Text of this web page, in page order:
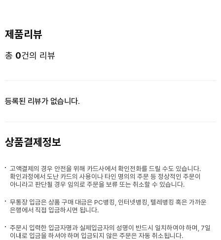
제품리뷰
총 0건의 리뷰
등록된 리뷰가 없습니다.
상품결제정보
고액결제의 경우 안전을 위해 카드사에서 확인전화를 드릴 수도 있습니다.
확인과정에서 도난 카드의 사용이나 타인 명의의 주문 등 정상적인 주문이
아니라고 판단될 경우 임의로 주문을 보류 또는 취소할 수 있습니다.
무통장 입금은 상품 구매 대금은 PC뱅킹, 인터넷뱅킹, 텔레뱅킹 혹은 가까운
은행에서 직접 입금하시면 됩니다.
주문시 입력한 입금자명과 실제입금자의 성명이 반드시 일치하여야 하며, 7일
이내로 입금을 하셔야 하며 입금되지 않은 주문은 자동 취소됩니다.